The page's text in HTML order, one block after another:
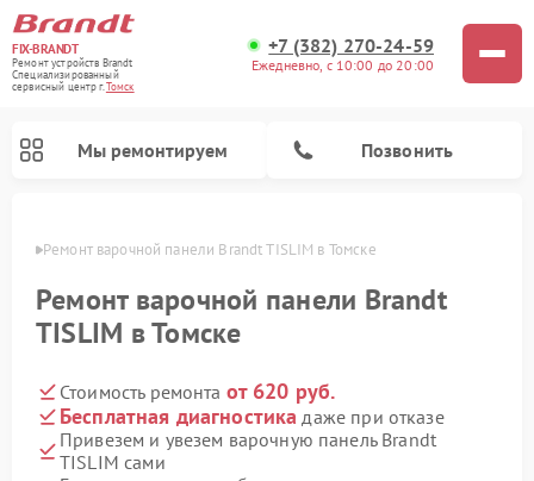
FIX-BRANDT
Ремонт устройств Brandt
Специализированный
cервисный центр г.Томск
+7 (382) 270-24-59
Ежедневно, с 10:00 до 20:00
Мы ремонтируем Позвонить
Ремонт варочной панели Brandt TISLIM в Томске
Ремонт варочной панели Brandt
TISLIM в Томске
Стоимость ремонта от 620 руб.
Бесплатная диагностика даже при отказе
Привезем и увезем варочную панель Brandt
TISLIM сами